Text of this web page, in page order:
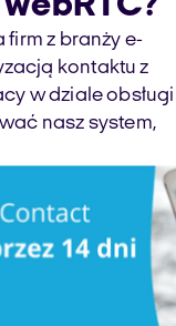
z branży e-
kontaktu z
w dziale obsługi
nasz system,